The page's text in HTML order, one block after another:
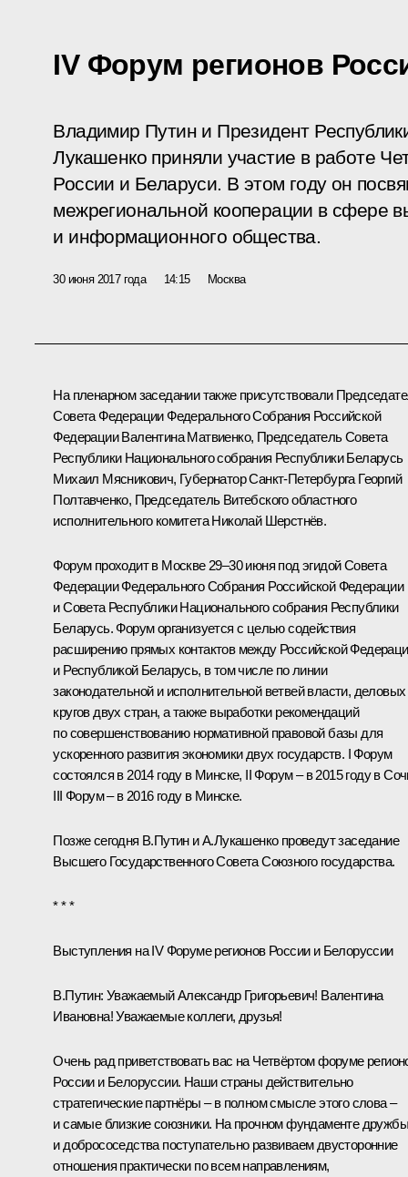
IV Форум регионов
Владимир Путин и Президент
Лукашенко приняли участие в работе
России и Беларуси. В этом году он
межрегиональной кооперации в сфере
и информационного общества.
30 июня 2017 года 14:15 Москва
На пленарном заседании также присутствовали
Совета Федерации Федерального Собрания Российской
ФедерацииВалентина Матвиенко, Председатель Совета
Республики Национального собрания Республики Беларусь
Михаил Мясникович, Губернатор Санкт-Петербурга Георгий
Полтавченко, Председатель Витебского областного
исполнительного комитета Николай Шерстнёв.
Форум проходит в Москве 29–30 июня под эгидой Совета
Федерации Федерального Собрания Российской Федерации
и Совета Республики Национального собрания Республики
Беларусь. Форум организуется с целью содействия
расширению прямых контактов между Российской
и Республикой Беларусь, в том числе по линии
законодательной и исполнительной ветвей власти, деловых
кругов двух стран, а также выработки рекомендаций
по совершенствованию нормативной правовой базы для
ускоренного развития экономики двух государств. I Форум
состоялся в 2014 году в Минске, II Форум – в 2015 году в
III Форум – в 2016 году в Минске.
Позже сегодня В.Путин иА.Лукашенкопроведут заседание
Высшего Государственного Совета Союзного государства.
* * *
Выступления на IV Форуме регионов России и Белоруссии
В.Путин: Уважаемый Александр Григорьевич! Валентина
Ивановна! Уважаемые коллеги, друзья!
Очень рад приветствовать вас на Четвёртом форуме
России и Белоруссии. Наши страны действительно
стратегические партнёры – в полном смысле этого слова –
и самые близкие союзники. На прочном фундаменте дружбы
и добрососедства поступательно развиваем двусторонние
отношения практически по всем направлениям,